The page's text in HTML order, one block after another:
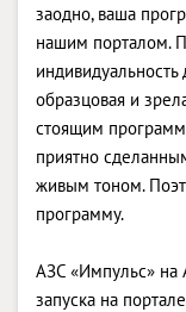
заодно, ваша
нашим порталом.
образцовая и
стоящим
приятно
живым тоном.
программу.
АЗС «Импульс» на
запуска на